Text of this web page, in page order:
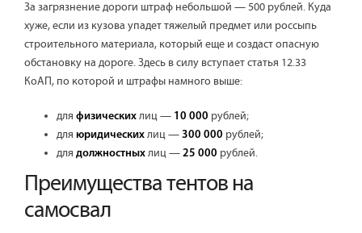
За загрязнение дороги штраф небольшой — 500 рублей. Куда
хуже, если из кузова упадет тяжелый предмет или россыпь
строительного материала, который еще и создаст опасную
обстановку на дороге. Здесь в силу вступает статья 12.33
КоАП, по которой и штрафы намного выше:
для физических лиц — 10 000 рублей;
для юридических лиц — 300 000 рублей;
для должностных лиц — 25 000 рублей.
Преимущества тентов на
самосвал